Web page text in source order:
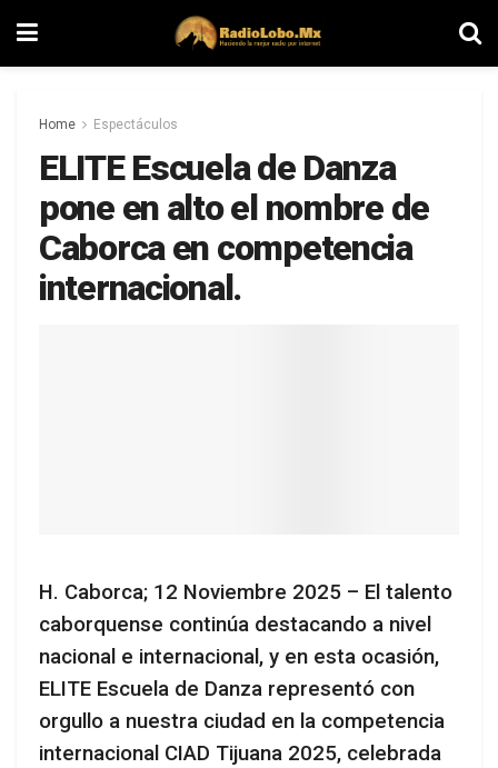
Home Espectáculos
ELITE Escuela de Danza
pone en alto el nombre de
Caborca en competencia
internacional.
H. Caborca; 12 Noviembre 2025 – El talento
caborquense continúa destacando a nivel
nacional e internacional, y en esta ocasión,
ELITE Escuela de Danza representó con
orgullo a nuestra ciudad en la competencia
internacional CIAD Tijuana 2025, celebrada